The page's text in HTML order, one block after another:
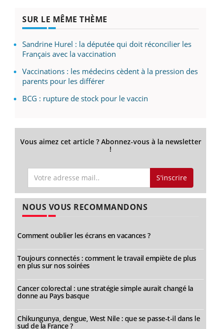
SUR LE MÊME THÈME
Sandrine Hurel : la députée qui doit réconcilier les
Français avec la vaccination
Vaccinations : les médecins cèdent à la pression des
parents pour les différer
BCG : rupture de stock pour le vaccin
Vous aimez cet article ? Abonnez-vous à la newsletter
!
S'inscrire
NOUS VOUS RECOMMANDONS
Comment oublier les écrans en vacances ?
Toujours connectés : comment le travail empiète de plus
en plus sur nos soirées
Cancer colorectal : une stratégie simple aurait changé la
donne au Pays basque
Chikungunya, dengue, West Nile : que se passe-t-il dans le
sud de la France ?